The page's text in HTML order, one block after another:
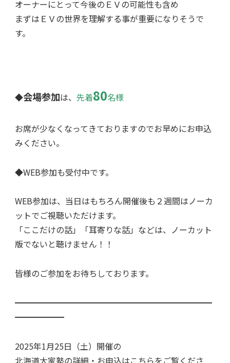
オーナーにとって今後のＥＶの可能性も含め
まずはＥＶの世界を理解する事が重要になりそうで
す。
◆会場参加は、 先着80名様
お席が少なくなってきておりますのでお早めにお申込
みください。
◆WEB参加も受付中です。
WEB参加は、当日はもちろん開催後も２週間はノーカ
ットでご視聴いただけます。
「ここだけの話」「耳寄りな話」などは、ノーカット
版でないと聴けません！！
皆様のご参加をお待ちしております。
━━━━━━━━━━━━━━━━━━━━━━━━
━━━━━━
2025年1月25日（土）開催の
北海道大家塾の詳細・お申込はこちらをご覧くださ